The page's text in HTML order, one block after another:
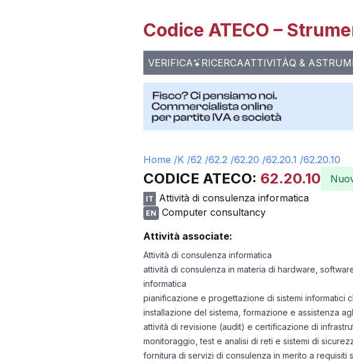
Codice ATECO –
VERIFICA RICERCAATTIVITÀQ & A
Home /K /62 /62.2 /62.20 /62.20.1 /62.20.10
CODICE ATECO: 62.20.10
IT Attività di consulenza informatica
EN
Computer consultancy
Attività associate:
Attività di consulenza informatica
attività di consulenza in materia di hardware,
informatica
pianificazione e progettazione di sistemi informatici
installazione del sistema, formazione e assistenza
attività di revisione (audit) e certificazione di
monitoraggio, test e analisi di reti e sistemi di
fornitura di servizi di consulenza in merito a